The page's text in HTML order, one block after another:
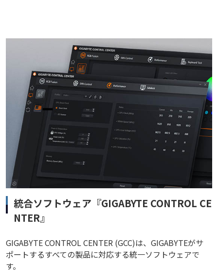
統合ソフトウェア『GIGABYTE CONTROL CE
NTER』
GIGABYTE CONTROL CENTER (GCC)は、GIGABYTEがサ
ポートするすべての製品に対応する統一ソフトウェアで
す。